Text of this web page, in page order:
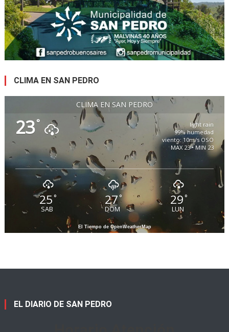
CLIMA EN SAN PEDRO
CLIMA EN SAN PEDRO
23°
light rain
99% humedad
viento: 10m/s OSO
MAX 23 • MIN 23
25°
SAB
27 °
DOM
29°
LUN
El Tiempo de OpenWeatherMap
EL DIARIO DE SAN PEDRO